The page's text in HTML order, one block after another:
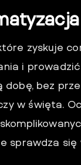
zyskuje
i
dobę, bez
w święta.
sprawdza